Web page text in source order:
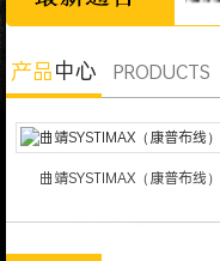
产品中心 PRODUCTS
曲靖SYSTIMAX（康普布线